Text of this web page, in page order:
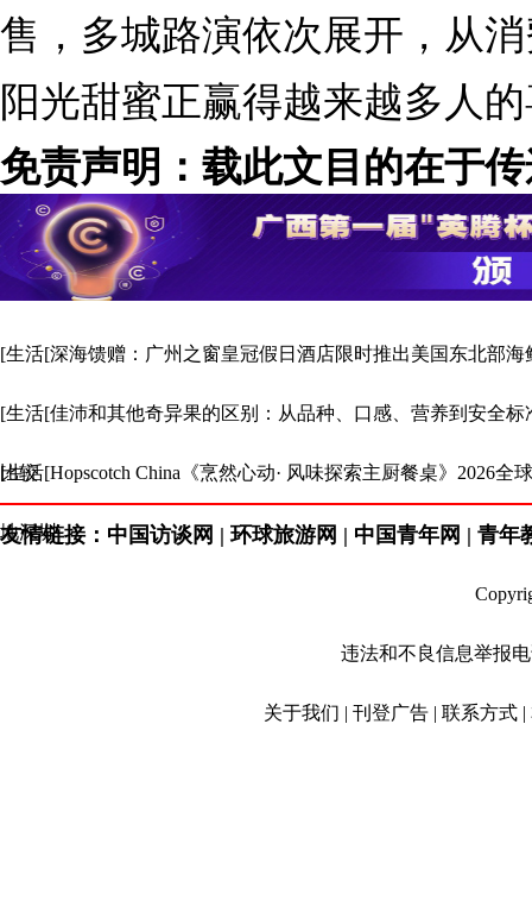
售，多城路演依次展开，从
阳光甜蜜正赢得越来越多人
免责声明：载此文目的在于
场。
[生活[深海馈赠：广州之窗皇冠假日酒店限时推出美国东北部海
[生活[佳沛和其他奇异果的区别：从品种、口感、营养到安全标
比较
[生活[Hopscotch China《烹然心动· 风味探索主厨餐桌》2026全
地深圳
友情链接：中国访谈网 | 环球旅游网 | 中国青年网 | 青年
违法和不良信息举报电
关于我们 | 刊登广告 | 联系方式